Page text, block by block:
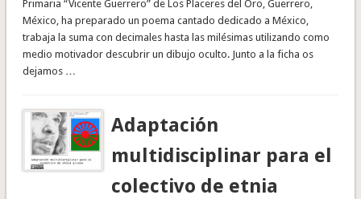
Primaria “Vicente Guerrero” de Los Placeres del Oro, Guerrero,
México, ha preparado un poema cantado dedicado a México,
trabaja la suma con decimales hasta las milésimas utilizando como
medio motivador descubrir un dibujo oculto. Junto a la ficha os
dejamos …
Adaptación
multidisciplinar para el
colectivo de etnia